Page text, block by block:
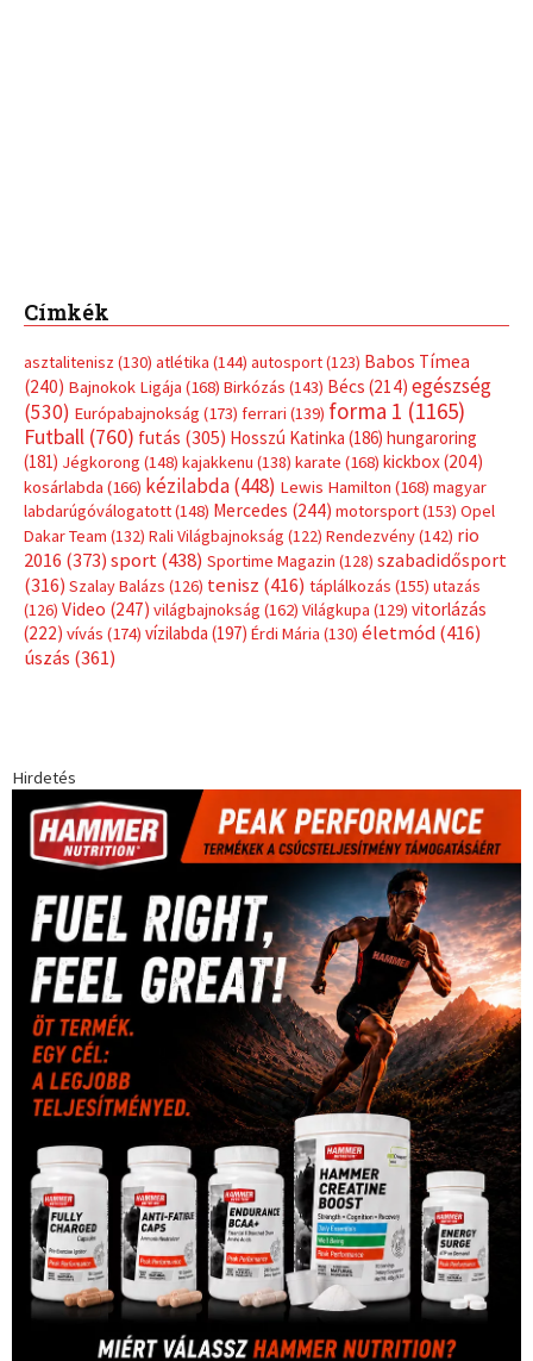
Címkék
(181)Jégkorong(148)kajakkenu(138)karate(168)kickbox(204)
kosárlabda(166)kézilabda(448)Lewis Hamilton(168) magyar
labdarúgóválogatott
(148) Mercedes (244)motorsport(153)Opel
Dakar Team(132)Rali Világbajnokság(122)Rendezvény(142)rio
Sportime Magazin(128) szabadidősport
(316) Szalay Balázs (126)tenisz(416)táplálkozás(155)utazás
(126) Video(247)világbajnokság (162)Világkupa(129)vitorlázás
(222)vívás(174) vízilabda(197) Érdi Mária(130)életmód(416)
úszás(361)
Hirdetés